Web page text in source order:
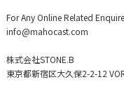
For Any Online Related
info@mahocast.com
株式会社STONE.B
東京都新宿区大久保2-2-12